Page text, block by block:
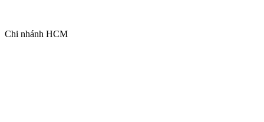
Chi nhánh HCM